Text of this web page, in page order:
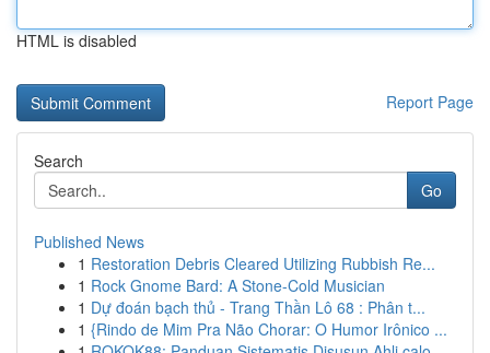
HTML is disabled
Report Page
Search
Go
Published News
1 Restoration Debris Cleared Utilizing Rubbish Re...
1 Rock Gnome Bard: A Stone-Cold Musician
1 Dự đoán bạch thủ - Trang Thần Lô 68 : Phân t...
1 {Rindo de Mim Pra Não Chorar: O Humor Irônico ...